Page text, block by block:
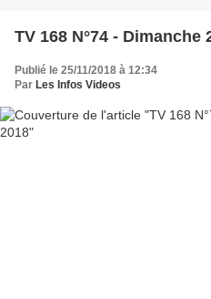
TV 168 N°74 - Dimanche
Publié le 25/11/2018 à 12:34
Par Les Infos Videos